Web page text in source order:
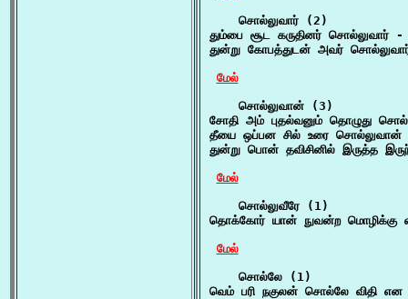
    சொல்லுவார் (2)
தும்பை சூட கருதினர் சொல்லுவார் -
துன்று கோபத்துடன் அவர்
மேல்
    சொல்லுவான் (3)
சோதி அம் புதல்வனும் தொழுது
தீயை ஒப்பன சில் உரை சொல்லுவான்
துன்று பொன் தவிசினில் இருத்த
மேல்
    சொல்லுவீரே (1)
தொக்கோர் யான் நுவன்ற மொழிக்கு
மேல்
    சொல்லே (1)
வெம் பரி நகுலன் சொல்லே விதி என